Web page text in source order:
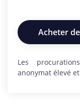
Acheter
Les
anonymat élevé